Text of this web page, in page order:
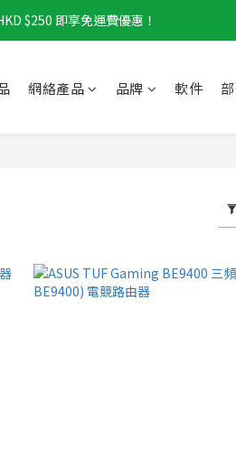
$250 即享免運費優惠！
網絡產品 品牌 軟件